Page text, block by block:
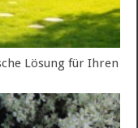
Lösung für Ihren